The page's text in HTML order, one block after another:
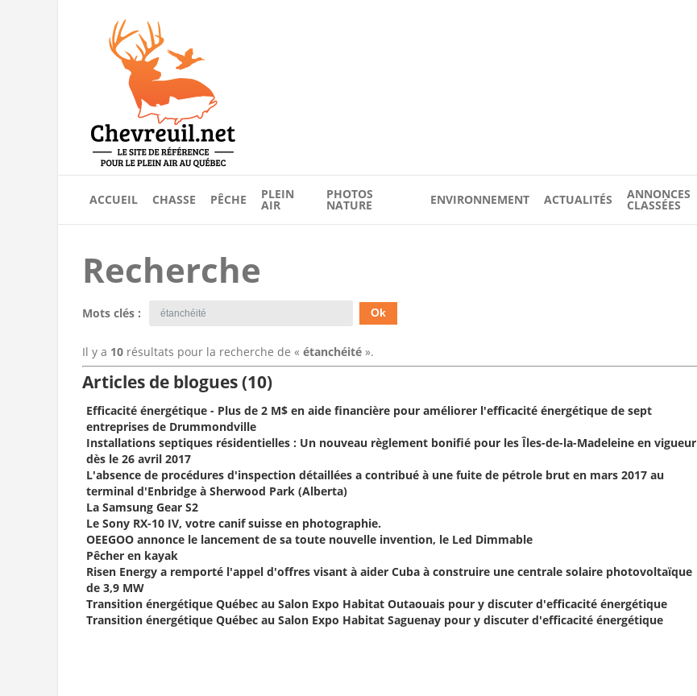
ACCUEIL CHASSE PÊCHE PLEIN
AIR
PHOTOS
NATURE ENVIRONNEMENT ACTUALITÉS ANNONCES
CLASSÉES
Recherche
Mots clés :
Il y a 10 résultats pour la recherche de « étanchéité ».
Articles de blogues (10)
Efficacité énergétique - Plus de 2 M$ en aide financière pour améliorer l'efficacité énergétique de sept
entreprises de Drummondville
Installations septiques résidentielles : Un nouveau règlement bonifié pour les Îles-de-la-Madeleine en vigueur
dès le 26 avril 2017
L'absence de procédures d'inspection détaillées a contribué à une fuite de pétrole brut en mars 2017 au
terminal d'Enbridge à Sherwood Park (Alberta)
La Samsung Gear S2
Le Sony RX-10 IV, votre canif suisse en photographie.
OEEGOO annonce le lancement de sa toute nouvelle invention, le Led Dimmable
Pêcher en kayak
Risen Energy a remporté l'appel d'offres visant à aider Cuba à construire une centrale solaire photovoltaïque
de 3,9 MW
Transition énergétique Québec au Salon Expo Habitat Outaouais pour y discuter d'efficacité énergétique
Transition énergétique Québec au Salon Expo Habitat Saguenay pour y discuter d'efficacité énergétique